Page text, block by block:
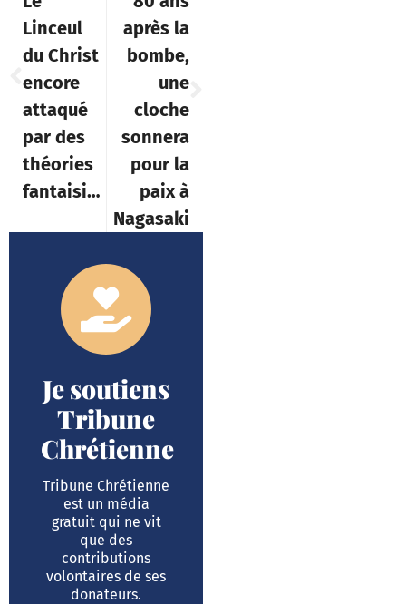
Linceul
du Christ
encore
attaqué
par des
théories
fantaisistes
après la
bombe,
une
cloche
sonnera
pour la
paix à
Nagasaki
Je soutiens
Tribune
Chrétienne
Tribune Chrétienne
est un média
gratuit qui ne vit
que des
contributions
volontaires de ses
donateurs.